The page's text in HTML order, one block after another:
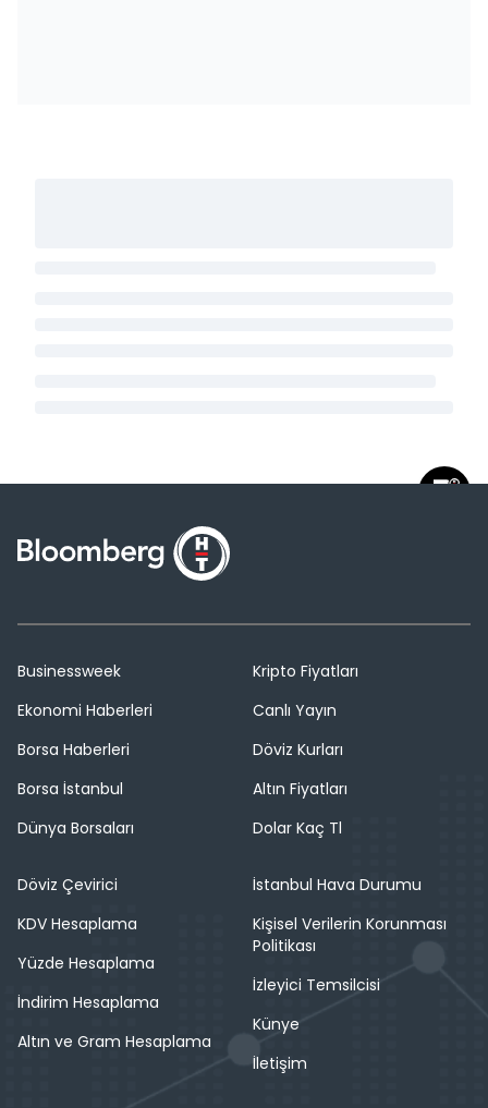
Businessweek
Ekonomi Haberleri
Borsa Haberleri
Borsa İstanbul
Dünya Borsaları
Kripto Fiyatları
Canlı Yayın
Döviz Kurları
Altın Fiyatları
Dolar Kaç Tl
Döviz Çevirici
KDV Hesaplama
Yüzde Hesaplama
İndirim Hesaplama
Altın ve Gram Hesaplama
İstanbul Hava Durumu
Kişisel Verilerin Korunması
Politikası
İzleyici Temsilcisi
Künye
İletişim